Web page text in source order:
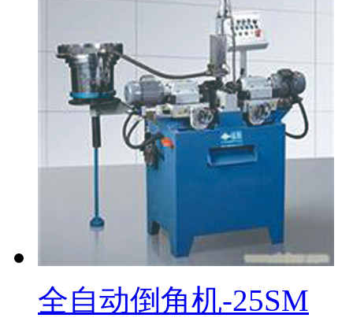
全自动倒角机-25SM